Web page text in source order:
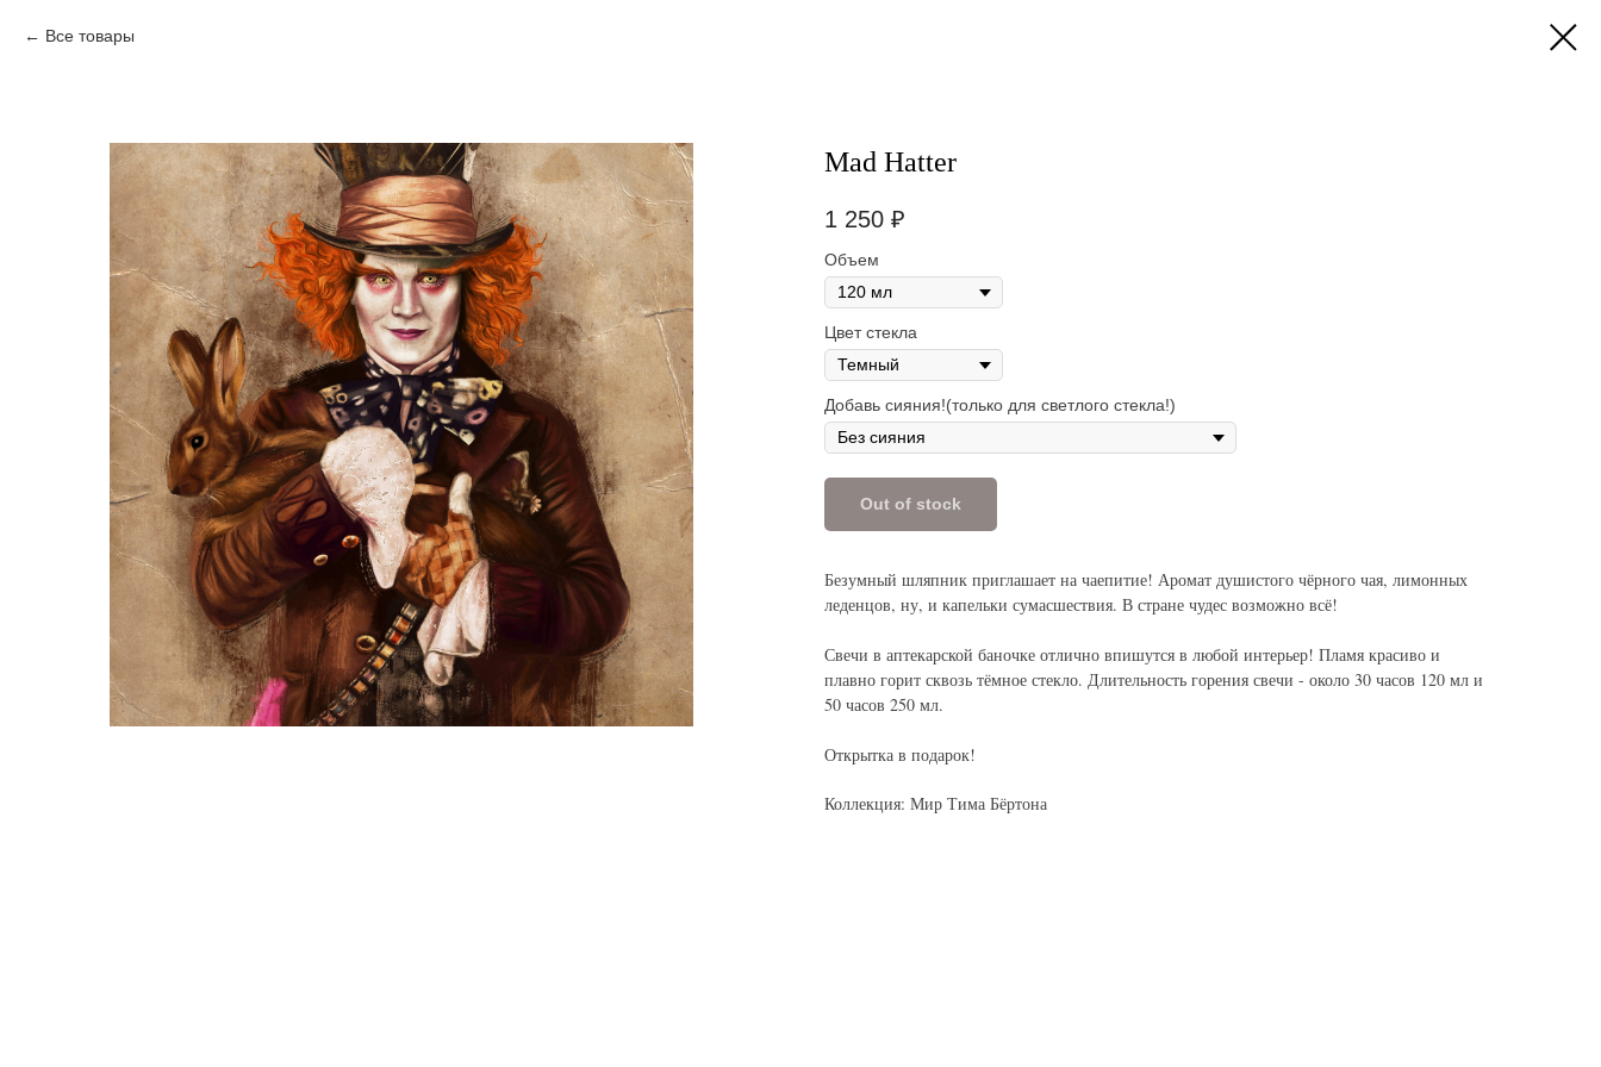
Все товары
Mad Hatter
1 250 ₽
Объем
Цвет стекла
Добавь сияния!(только для светлого стекла!)
Out of stock
Безумный шляпник приглашает на чаепитие! Аромат душистого чёрного чая, лимонных
леденцов, ну, и капельки сумасшествия. В стране чудес возможно всё!
Свечи в аптекарской баночке отлично впишутся в любой интерьер! Пламя красиво и
плавно горит сквозь тёмное стекло. Длительность горения свечи - около 30 часов 120 мл и
50 часов 250 мл.
Открытка в подарок!
Коллекция: Мир Тима Бёртона